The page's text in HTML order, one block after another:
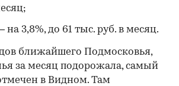
на 3,8%, до 61 тыс. руб. в месяц.
ближайшего Подмосковья,
за месяц подорожала, самый
в Видном. Там